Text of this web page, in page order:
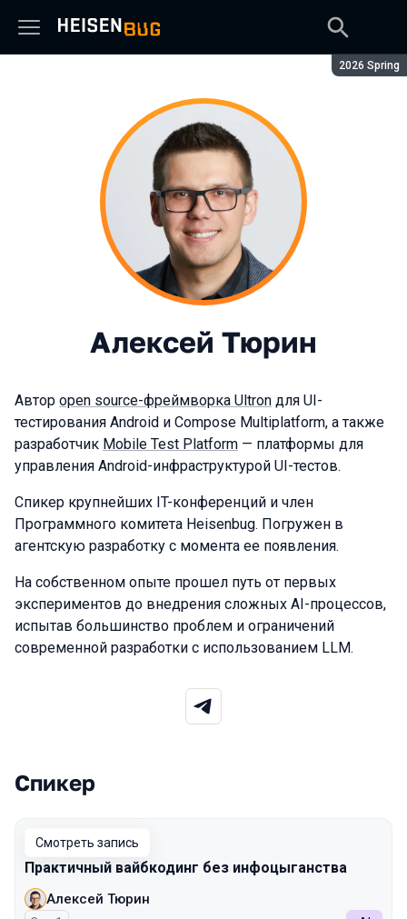
Сезон:
2026 Spring
Алексей Тюрин
Автор open source-фреймворка Ultron для UI-
тестирования Android и Compose Multiplatform, а также
разработчик Mobile Test Platform — платформы для
управления Android-инфраструктурой UI-тестов.
Спикер крупнейших IT-конференций и член
Программного комитета Heisenbug. Погружен в
агентскую разработку с момента ее появления.
На собственном опыте прошел путь от первых
экспериментов до внедрения сложных AI-процессов,
испытав большинство проблем и ограничений
современной разработки с использованием LLM.
Выступления в сезоне 2026 Spring
Спикер
Смотреть запись
Практичный вайбкодинг без инфоцыганства
Алексей Тюрин